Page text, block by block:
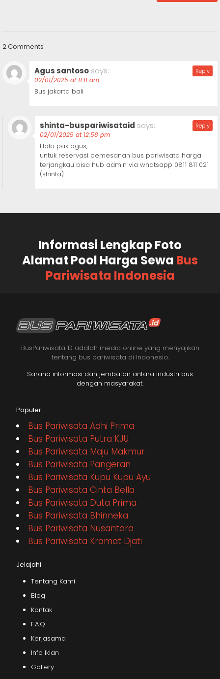
2 Comments
Agus santoso says:
02/01/2025 at 11:11 am
Bus jakarta bali
Reply
shinta-buspariwisataid says:
02/01/2025 at 12:58 pm
Halo pak agus,
untuk reservasi pemesanan bus pariwisata harga
terjangkau bisa hub admin via whatsapp 0811 811 021
(shinta)
Reply
Informasi Lengkap Foto
Alamat Pool Harga Sewa Bus
Pariwisata Indonesia
BusPariwisata.ID adalah media online yang menyajikan
tentang bus pariwisata di Indonesia.
Sarana informasi dan jembatan antara industri bus
dengan masyarakat.
Populer
Bus Pariwisata Adhi Prima
Bus Pariwisata Putra KJU
Bus Pariwisata Maju Makmur
Bus Pariwisata Pangeran
Bus Pariwisata Kupu Kupu Ayu
Bus Pariwisata Cinta Bella
Bus Pariwisata Duta Prima
Bus Pariwisata Bhinneka
Bus Pariwisata Nusantara
Bus Pariwisata Kramat Djati
Jelajahi
Tentang Kami
Blog
Kontak
F.A.Q
Kerjasama
Info Iklan
Gallery